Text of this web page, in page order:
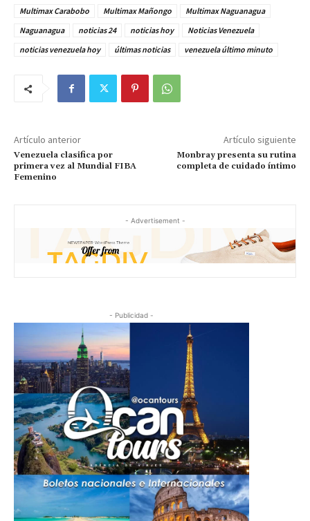
Multimax Carabobo
Multimax Mañongo
Multimax Naguanagua
Naguanagua
noticias 24 noticias hoy
Noticias Venezuela
noticias venezuela hoy
últimas noticias venezuela último minuto
Artículo anterior
Venezuela clasifica por
primera vez al Mundial FIBA
Femenino
Artículo siguiente
Monbray presenta su rutina
completa de cuidado íntimo
- Advertisement -
- Publicidad -